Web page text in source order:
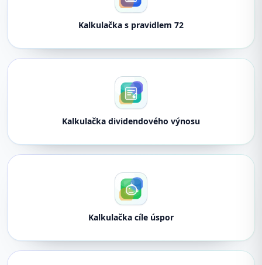
Kalkulačka s pravidlem 72
Kalkulačka dividendového výnosu
Kalkulačka cíle úspor